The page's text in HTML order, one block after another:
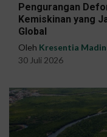
Pengurangan
Kemiskinan yang
Global
Oleh Kresentia
30 Juli 2026